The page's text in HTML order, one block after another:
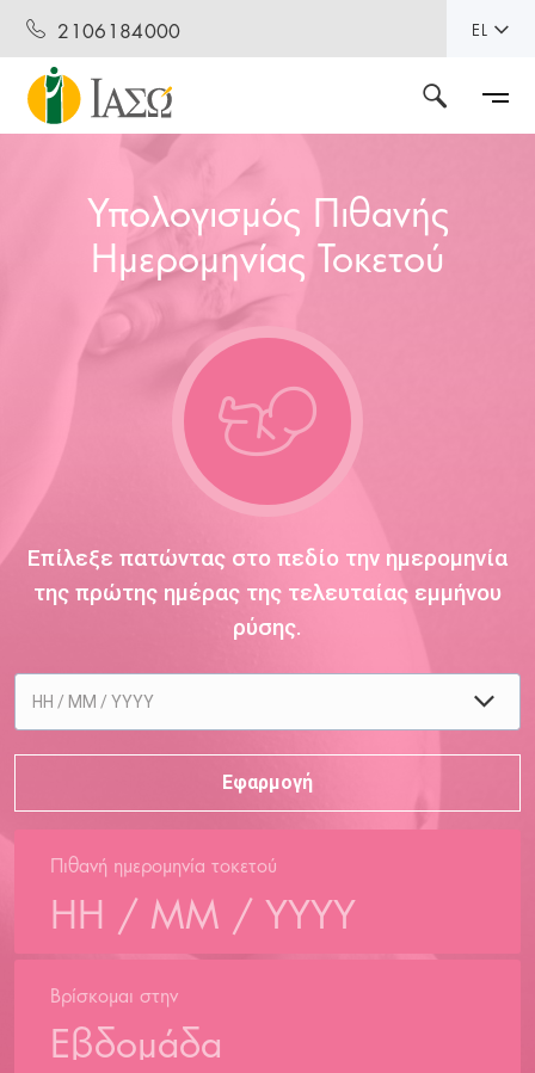
2106184000 EL
Υπολογισμός Πιθανής
Ημερομηνίας Τοκετού
Επίλεξε πατώντας στο πεδίο την ημερομηνία
της πρώτης ημέρας της τελευταίας εμμήνου
ρύσης.
Πιθανή ημερομηνία τοκετού
Βρίσκομαι στην
Εβδομάδα